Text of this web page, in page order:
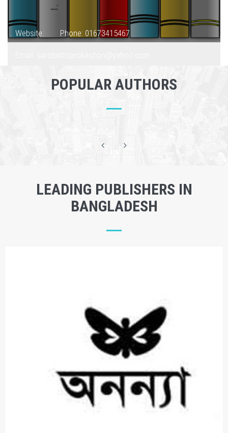
Website: Phone: 01673415467
POPULAR AUTHORS
LEADING PUBLISHERS IN
BANGLADESH